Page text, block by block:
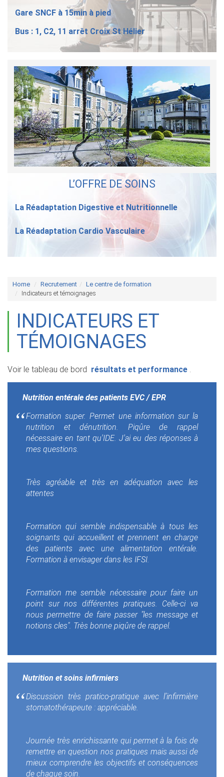
Gare SNCF à 15min à pied
Bus : 1, C2, 11 arrêt Croix St Hélier
L’OFFRE DE SOINS
La Réadaptation Digestive et Nutritionnelle
La Réadaptation Cardio Vasculaire
Home Recrutement
Le centre de formation
Indicateurs et témoignages
INDICATEURS ET
TÉMOIGNAGES
Voir le tableau de bord résultats et performance .
Nutrition entérale des patients EVC / EPR
Formation super. Permet une information sur la
nutrition et dénutrition. Piqûre de rappel
nécessaire en tant qu'IDE. J'ai eu des réponses à
mes questions.
Très agréable et très en adéquation avec les
attentes
Formation qui semble indispensable à tous les
soignants qui accueillent et prennent en charge
des patients avec une alimentation entérale.
Formation à envisager dans les IFSI.
Formation me semble nécessaire pour faire un
point sur nos différentes pratiques. Celle-ci va
nous permettre de faire passer "les message et
notions cles". Très bonne piqûre de rappel.
Nutrition et soins infirmiers
Discussion très pratico-pratique avec l’infirmière
stomatothérapeute : appréciable.
Journée très enrichissante qui permet à la fois de
remettre en question nos pratiques mais aussi de
mieux comprendre les objectifs et conséquences
de chaque soin.